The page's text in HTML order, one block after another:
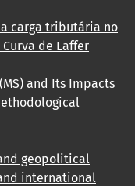
carga tributária no
de Laffer
and Its Impacts
geopolitical
international